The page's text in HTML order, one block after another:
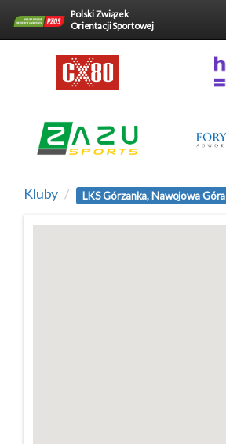
Polski Związek
Orientacji Sportowej
Kluby LKS Górzanka, Nawojowa Góra